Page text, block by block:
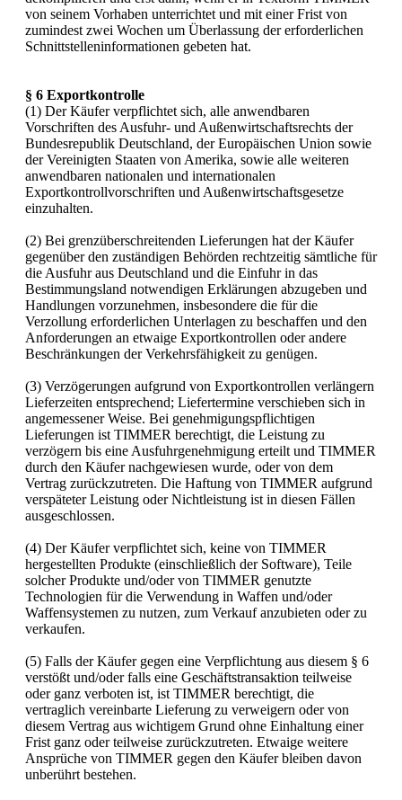
von seinem Vorhaben unterrichtet und mit einer Frist von
zumindest zwei Wochen um Überlassung der erforderlichen
Schnittstelleninformationen gebeten hat.
§ 6 Exportkontrolle
(1) Der Käufer verpflichtet sich, alle anwendbaren
Vorschriften des Ausfuhr- und Außenwirtschaftsrechts der
Bundesrepublik Deutschland, der Europäischen Union sowie
der Vereinigten Staaten von Amerika, sowie alle weiteren
anwendbaren nationalen und internationalen
Exportkontrollvorschriften und Außenwirtschaftsgesetze
einzuhalten.
(2) Bei grenzüberschreitenden Lieferungen hat der Käufer
gegenüber den zuständigen Behörden rechtzeitig sämtliche für
die Ausfuhr aus Deutschland und die Einfuhr in das
Bestimmungsland notwendigen Erklärungen abzugeben und
Handlungen vorzunehmen, insbesondere die für die
Verzollung erforderlichen Unterlagen zu beschaffen und den
Anforderungen an etwaige Exportkontrollen oder andere
Beschränkungen der Verkehrsfähigkeit zu genügen.
(3) Verzögerungen aufgrund von Exportkontrollen verlängern
Lieferzeiten entsprechend; Liefertermine verschieben sich in
angemessener Weise. Bei genehmigungspflichtigen
Lieferungen ist TIMMER berechtigt, die Leistung zu
verzögern bis eine Ausfuhrgenehmigung erteilt und TIMMER
durch den Käufer nachgewiesen wurde, oder von dem
Vertrag zurückzutreten. Die Haftung von TIMMER aufgrund
verspäteter Leistung oder Nichtleistung ist in diesen Fällen
ausgeschlossen.
(4) Der Käufer verpflichtet sich, keine von TIMMER
hergestellten Produkte (einschließlich der Software), Teile
solcher Produkte und/oder von TIMMER genutzte
Technologien für die Verwendung in Waffen und/oder
Waffensystemen zu nutzen, zum Verkauf anzubieten oder zu
verkaufen.
(5) Falls der Käufer gegen eine Verpflichtung aus diesem § 6
verstößt und/oder falls eine Geschäftstransaktion teilweise
oder ganz verboten ist, ist TIMMER berechtigt, die
vertraglich vereinbarte Lieferung zu verweigern oder von
diesem Vertrag aus wichtigem Grund ohne Einhaltung einer
Frist ganz oder teilweise zurückzutreten. Etwaige weitere
Ansprüche von TIMMER gegen den Käufer bleiben davon
unberührt bestehen.